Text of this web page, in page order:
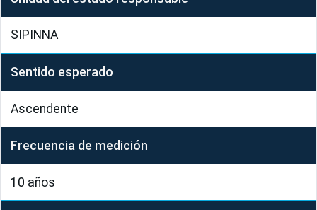
SIPINNA
Sentido esperado
Ascendente
Frecuencia de medición
10 años